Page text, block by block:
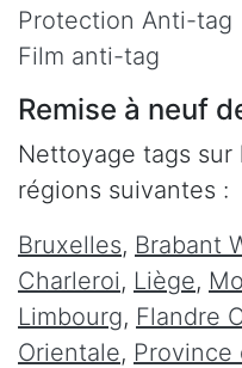
Protection Anti-tag
Film anti-tag
Remise à neuf
Nettoyage tags sur
régions suivantes :
Bruxelles, Brabant
Charleroi, Liège,
Limbourg, Flandre
Orientale, Province